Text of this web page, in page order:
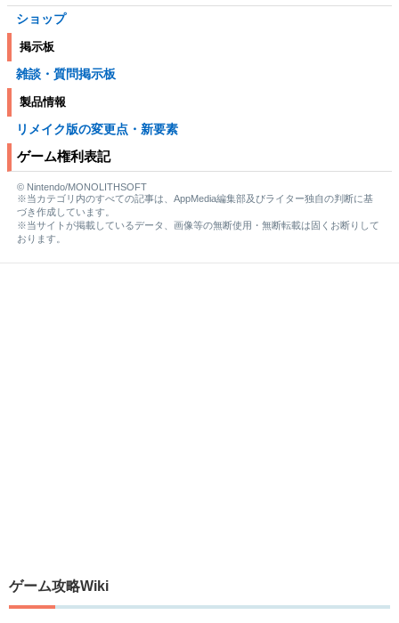
ショップ
掲示板
雑談・質問掲示板
製品情報
リメイク版の変更点・新要素
ゲーム権利表記
© Nintendo/MONOLITHSOFT
※当カテゴリ内のすべての記事は、AppMedia編集部及びライター独自の判断に基
づき作成しています。
※当サイトが掲載しているデータ、画像等の無断使用・無断転載は固くお断りして
おります。
ゲーム攻略Wiki